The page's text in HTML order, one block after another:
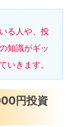
さしいお
FIRE
る人や、投
知識がギッ
いきます。
円投資